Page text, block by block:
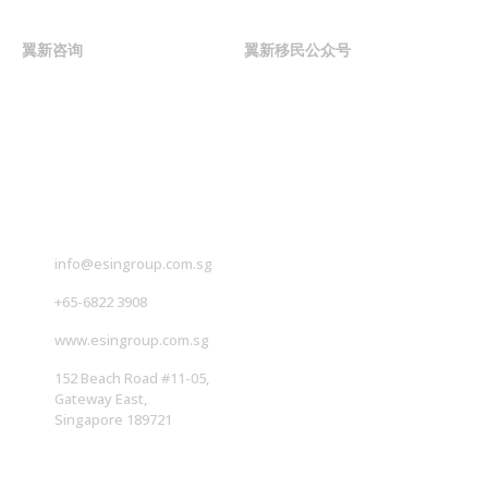
翼新咨询 翼新移民公众号
info@esingroup.com.sg
+65-6822 3908
www.esingroup.com.sg
152 Beach Road #11-05,
Gateway East,
Singapore 189721